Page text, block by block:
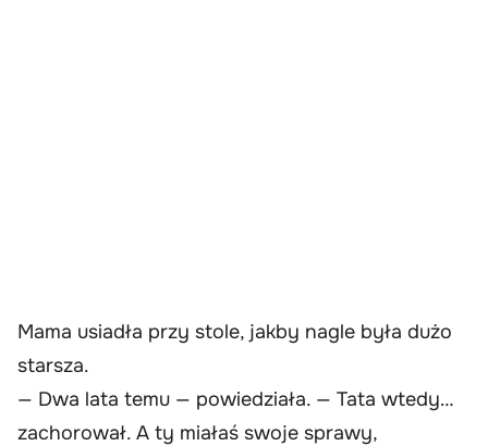
Mama usiadła przy stole, jakby nagle była dużo
starsza.
— Dwa lata temu — powiedziała. — Tata wtedy…
zachorował. A ty miałaś swoje sprawy,